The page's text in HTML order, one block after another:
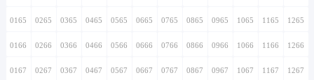
0165 0265 0365 0465 0565 0665 0765 0865 0965 1065 1165 1265
0166 0266 0366 0466 0566 0666 0766 0866 0966 1066 1166 1266
0167 0267 0367 0467 0567 0667 0767 0867 0967 1067 1167 1267